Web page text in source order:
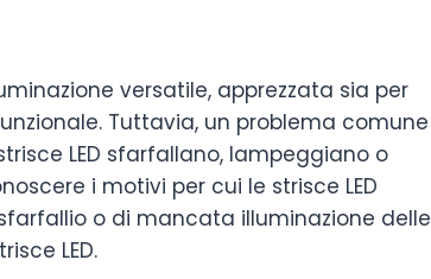
versatile, apprezzata sia per
Tuttavia, un problema comune
LED sfarfallano, lampeggiano o
i motivi per cui le strisce LED
o di mancata illuminazione delle
LED.